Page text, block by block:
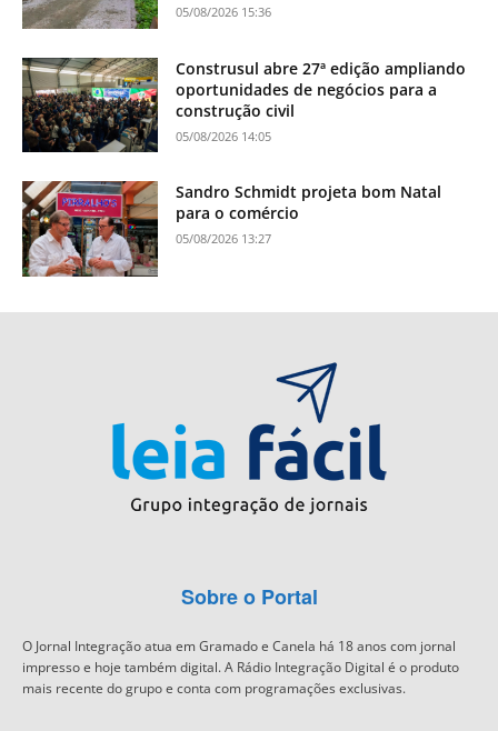
05/08/2026 15:36
Construsul abre 27ª edição ampliando
oportunidades de negócios para a
construção civil
05/08/2026 14:05
Sandro Schmidt projeta bom Natal
para o comércio
05/08/2026 13:27
Sobre o Portal
O Jornal Integração atua em Gramado e Canela há 18 anos com jornal
impresso e hoje também digital. A Rádio Integração Digital é o produto
mais recente do grupo e conta com programações exclusivas.